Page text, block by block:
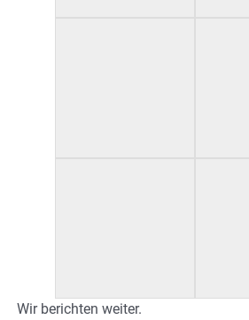
Wir berichten weiter.